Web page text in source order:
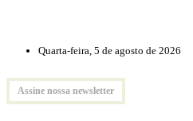
Quarta-feira, 5 de agosto de 2026
Assine nossa newsletter